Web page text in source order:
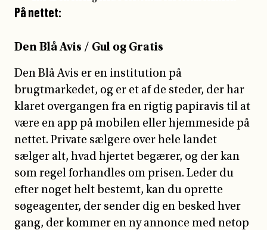
På nettet:
Den Blå Avis / Gul og Gratis
Den Blå Avis er en institution på
brugtmarkedet, og er et af de steder, der har
klaret overgangen fra en rigtig papiravis til at
være en app på mobilen eller hjemmeside på
nettet. Private sælgere over hele landet
sælger alt, hvad hjertet begærer, og der kan
som regel forhandles om prisen. Leder du
efter noget helt bestemt, kan du oprette
søgeagenter, der sender dig en besked hver
gang, der kommer en ny annonce med netop